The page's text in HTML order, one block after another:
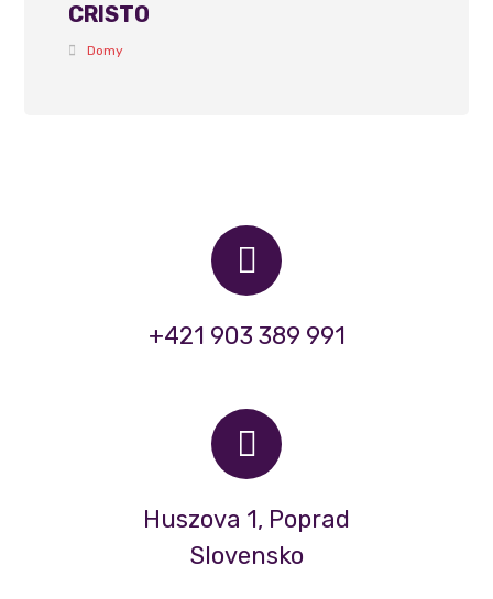
CRISTO
Domy
+421 903 389 991
Huszova 1, Poprad
Slovensko